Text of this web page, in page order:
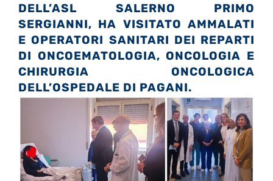
DELL’ASL SALERNO PRIMO
SERGIANNI, HA VISITATO AMMALATI
E OPERATORI SANITARI DEI REPARTI
DI ONCOEMATOLOGIA, ONCOLOGIA E
CHIRURGIA ONCOLOGICA
DELL’OSPEDALE DI PAGANI.